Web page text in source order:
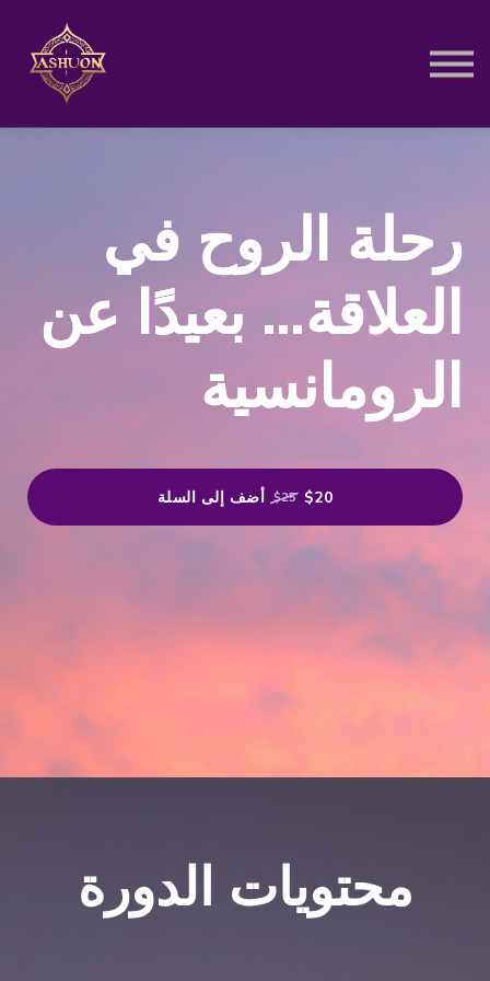
رحلة الروح في
العلاقة… بعيدًا عن
الرومانسية
أضف إلى السلة $25 $20
محتويات الدورة